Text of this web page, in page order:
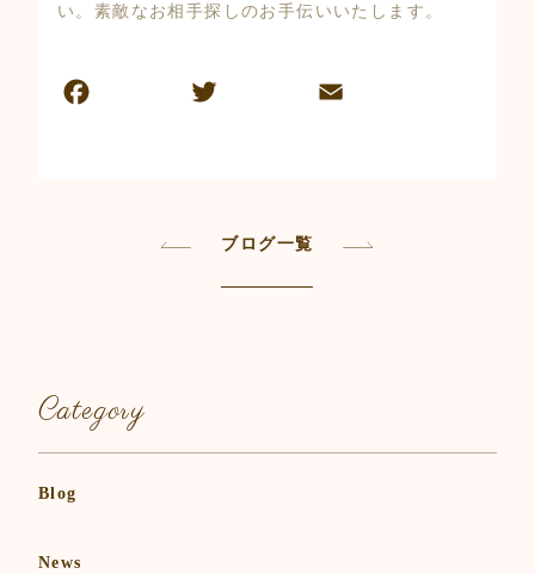
い。素敵なお相手探しのお手伝いいたします。
ブログ一覧
Category
Blog
News